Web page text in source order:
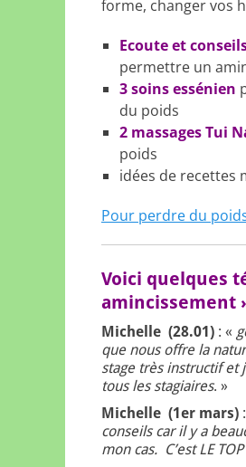
forme, changer vos
Ecoute et
permettre un
3 soins essénien
du poids
2 massages Tui
poids
idées de recettes
Pour perdre du
Voici quelques
amincissement
Michelle (28.01) : «
que nous offre la
stage très instructif et
tous les stagiaires. »
Michelle (1er mars)
conseils car il y a
mon cas. C’est LE